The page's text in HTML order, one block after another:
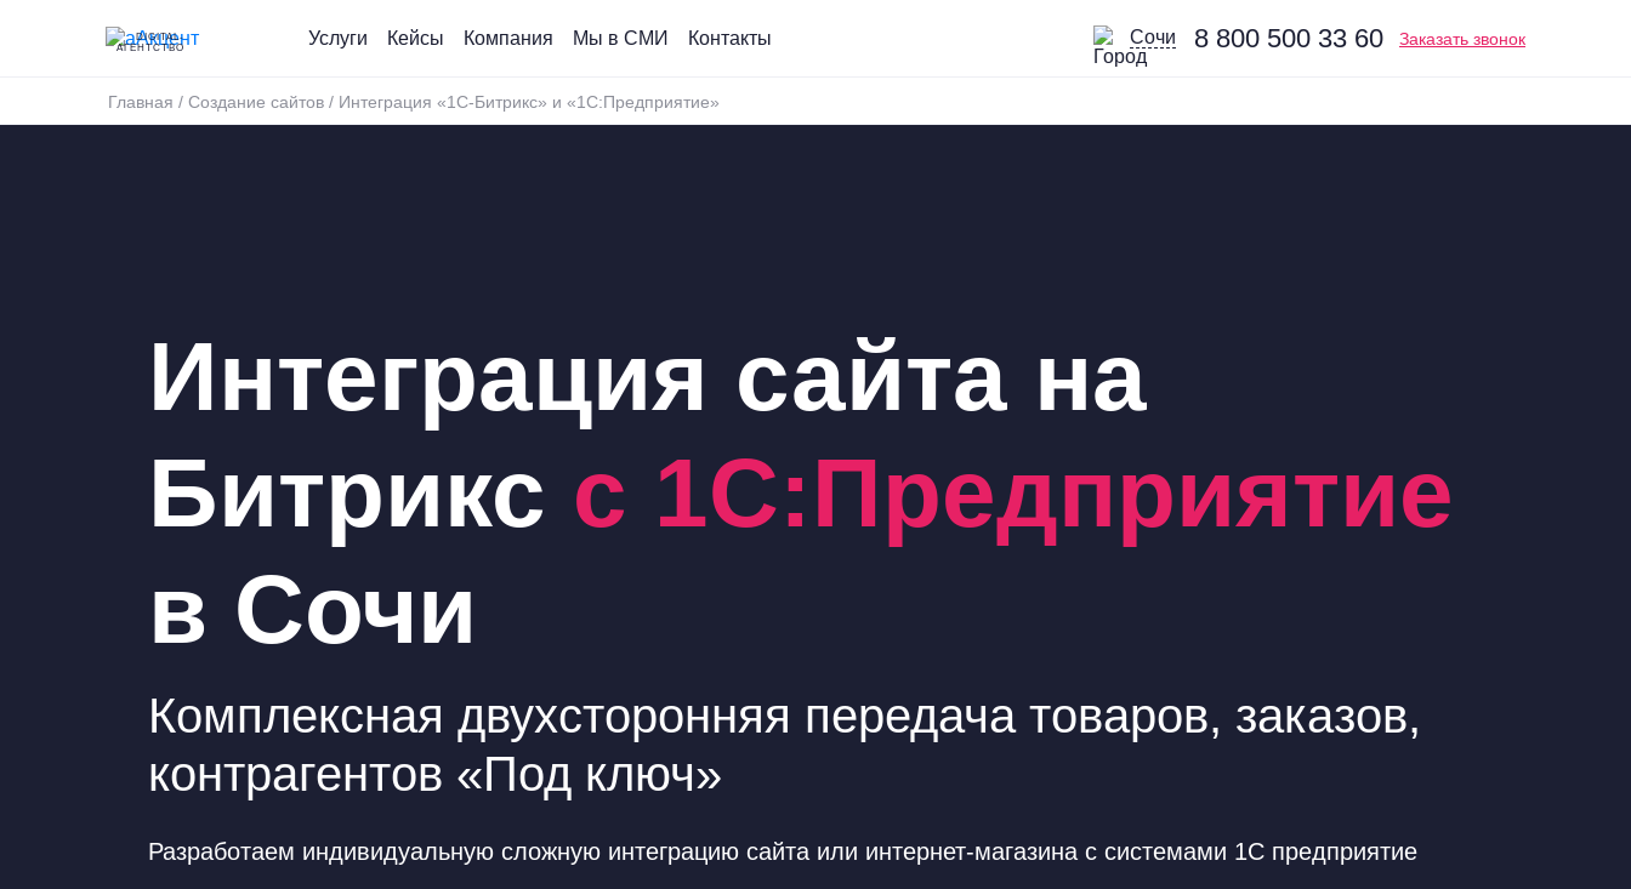
DIGITAL-
АГЕНТСТВО
Услуги Кейсы Компания Мы в СМИ Контакты Сочи 8 800 500 33 60 Заказать звонок
Главная / Создание сайтов / Интеграция «1С-Битрикс» и «1С:Предприятие»
Интеграция сайта на
Битрикс с 1С:Предприятие
в Сочи
Комплексная двухсторонняя передача товаров, заказов,
контрагентов «Под ключ»
Разработаем индивидуальную сложную интеграцию сайта или интернет-магазина с системами 1С предприятие